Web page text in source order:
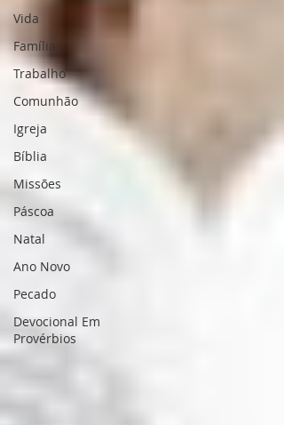
Vida
Família
Trabalho
Comunhão
Igreja
Bíblia
Missões
Páscoa
Natal
Ano Novo
Pecado
Devocional Em
Provérbios